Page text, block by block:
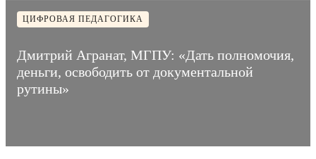
ЦИФРОВАЯ ПЕДАГОГИКА
Дмитрий Агранат, МГПУ: «Дать полномочия,
деньги, освободить от документальной
рутины»